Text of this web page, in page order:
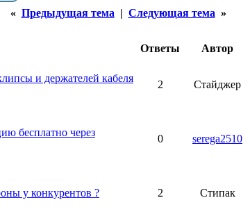
« Предыдущая тема | Следующая тема »
Ответы Автор
и держателей кабеля
2 Стайджер
бесплатно через
0 serega2510
у конкурентов ? 2 Стипак